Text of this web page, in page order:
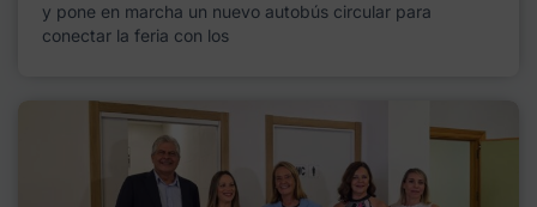
y pone en marcha un nuevo autobús circular para
conectar la feria con los